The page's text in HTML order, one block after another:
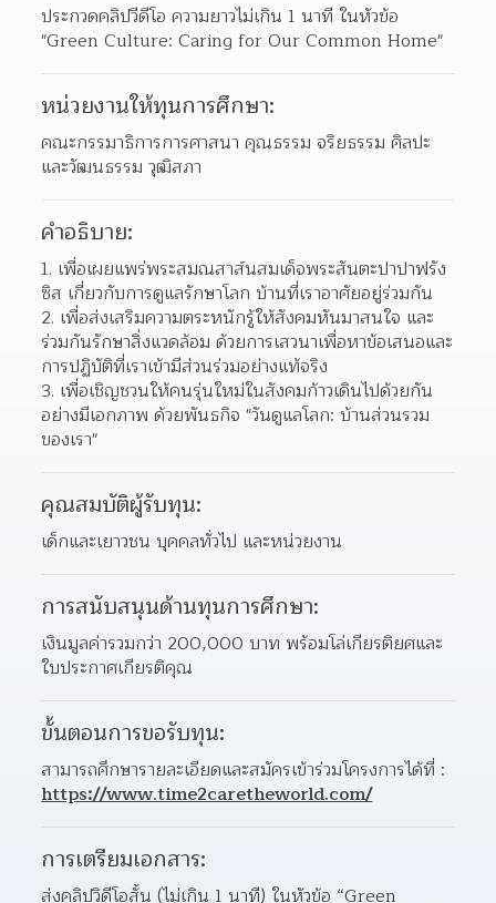
ประกวดคลิปวีดีโอ ความยาวไม่เกิน 1 นาที ในหัวข้อ
"Green Culture: Caring for Our Common Home"
หน่วยงานให้ทุนการศึกษา:
คณะกรรมาธิการการศาสนา คุณธรรม จริยธรรม ศิลปะ
และวัฒนธรรม วุฒิสภา
คำอธิบาย:
1. เพื่อเผยแพร่พระสมณสาส์นสมเด็จพระสันตะปาปาฟรัง
ซิส เกี่ยวกับการดูแลรักษาโลก บ้านที่เราอาศัยอยู่ร่วมกัน
2. เพื่อส่งเสริมความตระหนักรู้ให้สังคมหันมาสนใจ และ
ร่วมกันรักษาสิ่งแวดล้อม ด้วยการเสวนาเพื่อหาข้อเสนอและ
การปฏิบัติที่เราเข้ามีส่วนร่วมอย่างแท้จริง
3. เพื่อเชิญชวนให้คนรุ่นใหม่ในสังคมก้าวเดินไปด้วยกัน
อย่างมีเอกภาพ ด้วยพันธกิจ "วันดูแลโลก: บ้านส่วนรวม
ของเรา"
คุณสมบัติผู้รับทุน:
เด็กและเยาวชน บุคคลทั่วไป และหน่วยงาน
การสนับสนุนด้านทุนการศึกษา:
เงินมูลค่ารวมกว่า 200,000 บาท พร้อมโล่เกียรติยศและ
ใบประกาศเกียรติคุณ
ขั้นตอนการขอรับทุน:
https://www.time2caretheworld.com/
การเตรียมเอกสาร:
ส่งคลิปวิดีโอสั้น (ไม่เกิน 1 นาที) ในหัวข้อ “Green